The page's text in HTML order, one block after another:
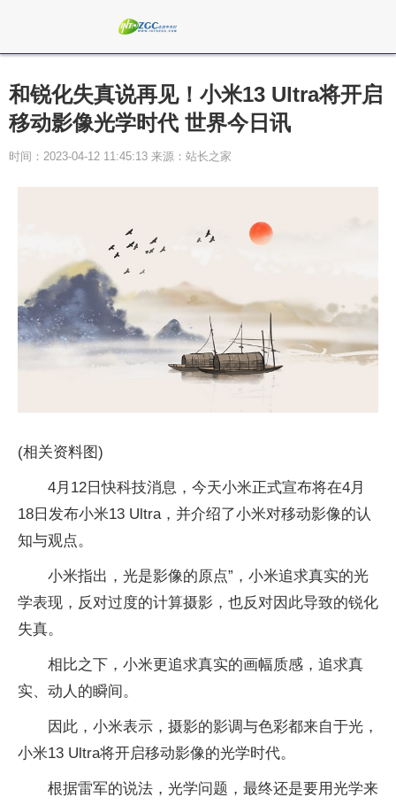
和锐化失真说再见！小米13 Ultra将开启
移动影像光学时代 世界今日讯
时间：2023-04-12 11:45:13 来源：站长之家
(相关资料图)
4月12日快科技消息，今天小米正式宣布将在4月
18日发布小米13 Ultra，并介绍了小米对移动影像的认
知与观点。
小米指出，光是影像的原点”，小米追求真实的光
学表现，反对过度的计算摄影，也反对因此导致的锐化
失真。
相比之下，小米更追求真实的画幅质感，追求真
实、动人的瞬间。
因此，小米表示，摄影的影调与色彩都来自于光，
小米13 Ultra将开启移动影像的光学时代。
根据雷军的说法，光学问题，最终还是要用光学来